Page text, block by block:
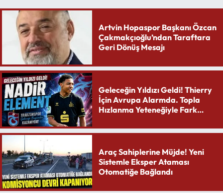
Artvin Hopaspor Başkanı Özcan
Çakmakçıoğlu’ndan Taraftara
Geri Dönüş Mesajı
Geleceğin Yıldızı Geldi! Thierry
İçin Avrupa Alarmda. Topla
Hızlanma Yeteneğiyle Fark
Araç Sahiplerine Müjde! Yeni
Sistemle Eksper Ataması
Otomatiğe Bağlandı